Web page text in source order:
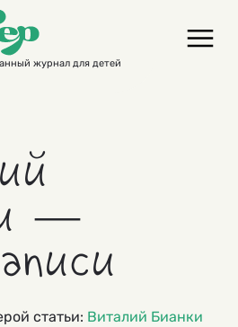
журнал для детей
—
статьи: Виталий Бианки